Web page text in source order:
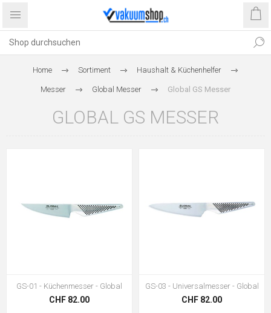
Home Sortiment Haushalt & Küchenhelfer
Messer Global Messer Global GS Messer
GLOBAL GS MESSER
GS-01 - Küchenmesser - Global
CHF 82.00
GS-03 - Universalmesser - Global
CHF 82.00